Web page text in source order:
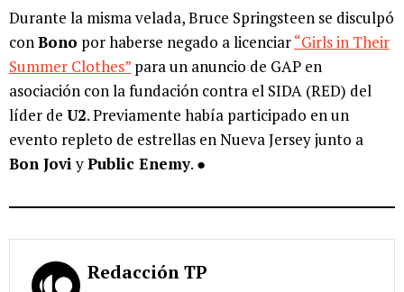
Durante la misma velada, Bruce Springsteen se disculpó
conBono por haberse negado a licenciar“Girls in Their
Summer Clothes” para un anuncio de GAP en
asociación con la fundación contra el SIDA (RED) del
líder de U2. Previamente había participado en un
evento repleto de estrellas en Nueva Jersey junto a
Bon JoviyPublic Enemy. ●
Redacción TP